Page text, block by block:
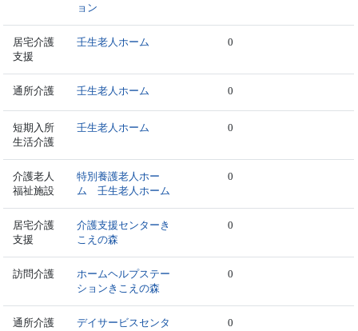
ョン
居宅介護
支援
壬生老人ホーム 0
通所介護 壬生老人ホーム 0
短期入所
生活介護
壬生老人ホーム 0
介護老人
福祉施設
特別養護老人ホー
ム 壬生老人ホーム
0
居宅介護
支援
介護支援センターき
こえの森
0
訪問介護
ホームヘルプステー
ションきこえの森
0
通所介護
デイサービスセンタ
0